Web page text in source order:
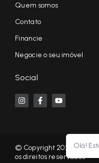
Olá!
Quem somos
Contato
Financie
Negocie o seu imóvel
Social
© Copyright 2026 - KF
os direitos reservados